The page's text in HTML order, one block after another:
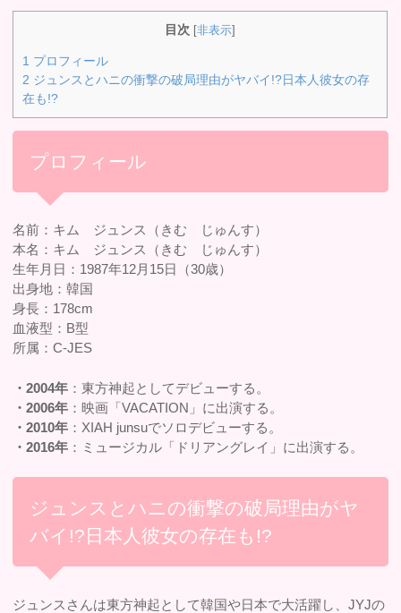
目次 [非表示]
1 プロフィール
2 ジュンスとハニの衝撃の破局理由がヤバイ!?日本人彼女の存
在も!?
プロフィール
名前：キム ジュンス（きむ じゅんす）
本名：キム ジュンス（きむ じゅんす）
生年月日：1987年12月15日（30歳）
出身地：韓国
身長：178cm
血液型：B型
所属：C-JES
・2004年 ：東方神起としてデビューする。
・2006年 ：映画「VACATION」に出演する。
・2010年 ：XIAH junsuでソロデビューする。
・2016年 ：ミュージカル「ドリアングレイ」に出演する。
ジュンスとハニの衝撃の破局理由がヤ
バイ!?日本人彼女の存在も!?
ジュンスさんは東方神起として韓国や日本で大活躍し、JYJの